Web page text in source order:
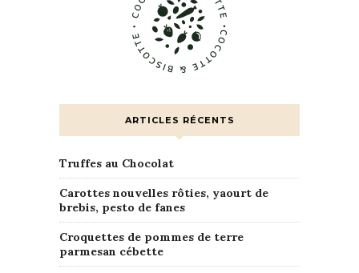
ARTICLES RÉCENTS
Truffes au Chocolat
Carottes nouvelles rôties, yaourt de
brebis, pesto de fanes
Croquettes de pommes de terre
parmesan cébette